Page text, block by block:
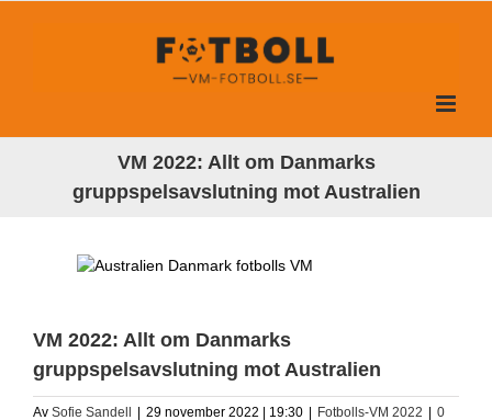
VM 2022: Allt om Danmarks
gruppspelsavslutning mot Australien
VM 2022: Allt om Danmarks
gruppspelsavslutning mot Australien
Av Sofie Sandell | 29 november 2022 | 19:30 | Fotbolls-VM 2022 | 0